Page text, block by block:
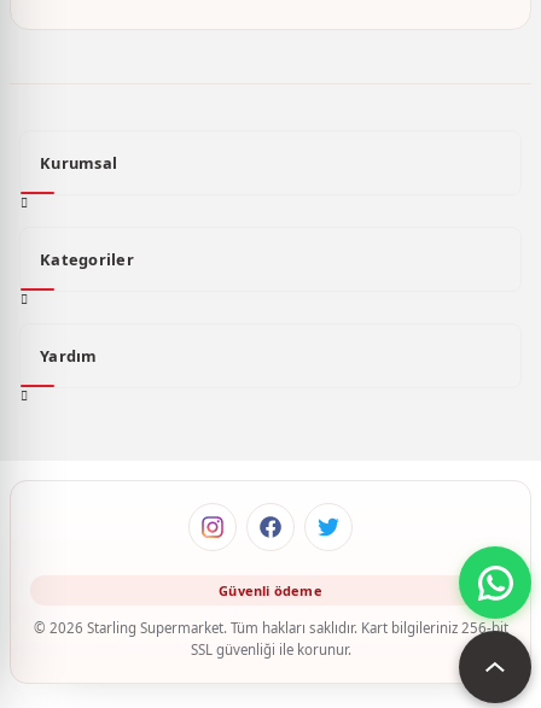
Kurumsal
Kategoriler
Yardım
© 2026 Starling Supermarket. Tüm hakları saklıdır. Kart bilgileriniz 256-bit
SSL güvenliği ile korunur.